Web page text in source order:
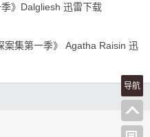
季》Dalgliesh 迅雷下载
案集第一季》 Agatha Raisin 迅
导航